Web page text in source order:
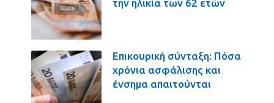
την ηλικία των 62 ετών
Επικουρική σύνταξη: Πόσα
χρόνια ασφάλισης και
ένσημα απαιτούνται